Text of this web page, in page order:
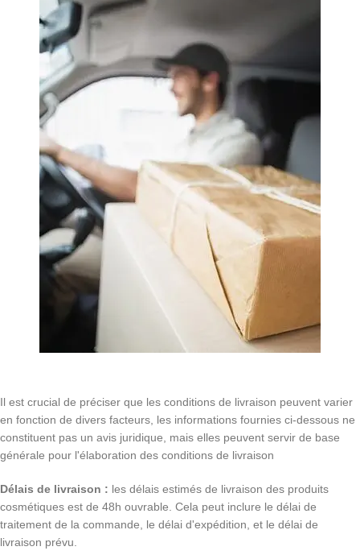
Il est crucial de préciser que les conditions de livraison peuvent varier
en fonction de divers facteurs, les informations fournies ci-dessous ne
constituent pas un avis juridique, mais elles peuvent servir de base
générale pour l'élaboration des conditions de livraison
Délais de livraison : les délais estimés de livraison des produits
cosmétiques est de 48h ouvrable. Cela peut inclure le délai de
traitement de la commande, le délai d'expédition, et le délai de
livraison prévu.